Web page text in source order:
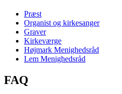
Præst
Organist og kirkesanger
Graver
Kirkeværge
Højmark Menighedsråd
Lem Menighedsråd
FAQ